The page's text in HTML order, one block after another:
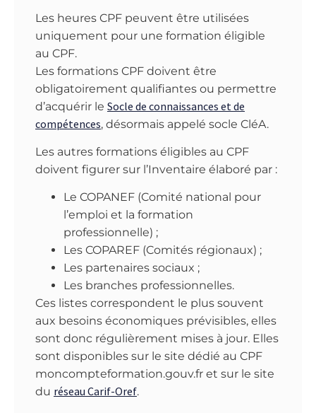
Les heures CPF peuvent être utilisées
uniquement pour une formation éligible
au CPF.
Les formations CPF doivent être
obligatoirement qualifiantes ou permettre
d’acquérir le Socle de connaissances et de
compétences, désormais appelé socle CléA.
Les autres formations éligibles au CPF
doivent figurer sur l’Inventaire élaboré par :
Le COPANEF (Comité national pour
l’emploi et la formation
professionnelle) ;
Les COPAREF (Comités régionaux) ;
Les partenaires sociaux ;
Les branches professionnelles.
Ces listes correspondent le plus souvent
aux besoins économiques prévisibles, elles
sont donc régulièrement mises à jour. Elles
sont disponibles sur le site dédié au CPF
moncompteformation.gouv.fr et sur le site
du réseau Carif-Oref.